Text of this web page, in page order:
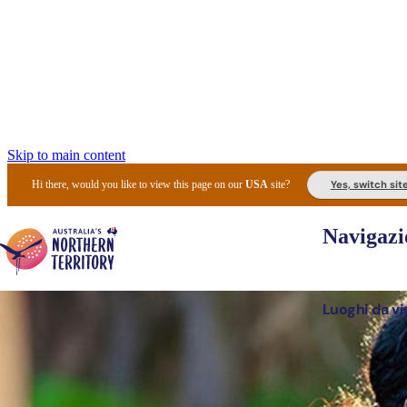
Skip to main content
Hi there, would you like to view this page on ourUSA site? Yes, switch
Luoghi da
I